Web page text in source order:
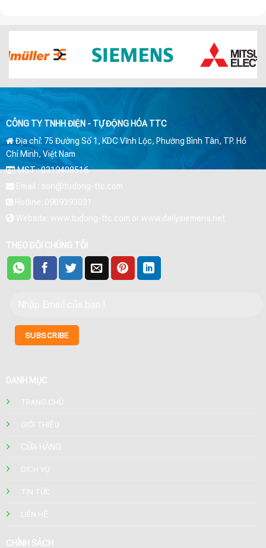
CÔNG TY TNHH ĐIỆN - TỰ ĐỘNG HÓA TTC
Địa chỉ: 75 Đường Số 1, KDC Vĩnh Lộc, Phường Bình Tân, TP. Hồ
Chí Minh, Việt Nam
MST : 0319408516
Email : son@tudong-ttc.com
Hotline: 0909393031
Website: www.tudong-ttc.com or www.dailysiemens.net
THEO DÕI CHÚNG TÔI
DANH MỤC
TRANG CHỦ
GIỚI THIỆU
CỬA HÀNG
DỊCH VỤ
TIN TỨC
LIÊN HỆ
CHÍNH SÁCH